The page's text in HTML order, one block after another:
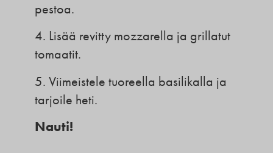
pestoa.
4. Lisää revitty mozzarella ja grillatut
tomaatit.
5. Viimeistele tuoreella basilikalla ja
tarjoile heti.
Nauti!